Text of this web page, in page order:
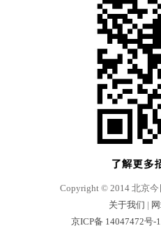
Copyright © 2014 北京今
关于我们 |
京ICP备 14047472号-